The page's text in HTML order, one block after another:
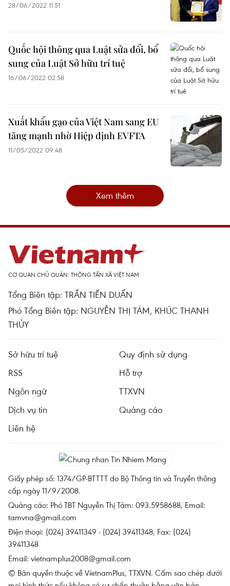
28/06/2022 11:51
Quốc hội thông qua Luật sửa đổi, bổ
sung của Luật Sở hữu trí tuệ
16/06/2022 02:58
Xuất khẩu gạo của Việt Nam sang EU
tăng mạnh nhờ Hiệp định EVFTA
11/05/2022 09:48
Xem thêm
CƠ QUAN CHỦ QUẢN: THÔNG TẤN XÃ VIỆT NAM
Tổng Biên tập: TRẦN TIẾN DUẨN
Phó Tổng Biên tập: NGUYỄN THỊ TÁM, KHÚC THANH
THỦY
Sở hữu trí tuệ
Quy định sử dụng
RSS
Hỗ trợ
Ngôn ngữ
TTXVN
Dịch vụ tin
Quảng cáo
Liên hệ
Giấy phép số: 1374/GP-BTTTT do Bộ Thông tin và Truyền thông
cấp ngày 11/9/2008.
Quảng cáo: Phó TBT Nguyễn Thị Tám: 093.5958688, Email:
tamvna@gmail.com
Điện thoại: (024) 39411349 - (024) 39411348, Fax: (024)
39411348
Email: vietnamplus2008@gmail.com
© Bản quyền thuộc về VietnamPlus, TTXVN. Cấm sao chép dưới